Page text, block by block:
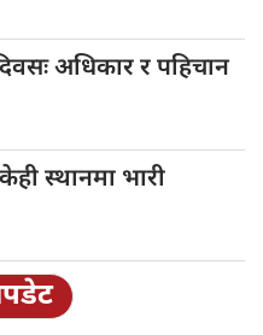
अधिकार र पहिचान
स्थानमा भारी